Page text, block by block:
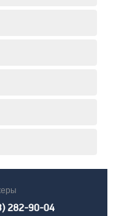
282-90-04